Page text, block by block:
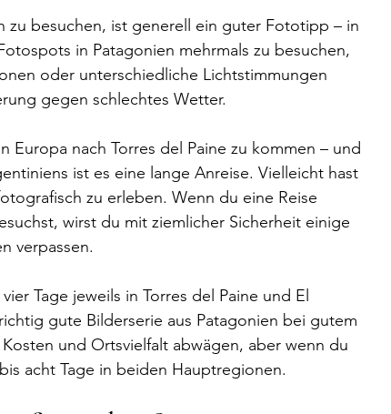
zu besuchen, ist generell ein guter Fototipp – in
in Patagonien mehrmals zu besuchen,
oder unterschiedliche Lichtstimmungen
gegen schlechtes Wetter.
Europa nach Torres del Paine zu kommen – und
ist es eine lange Anreise. Vielleicht hast
zu erleben. Wenn du eine Reise
wirst du mit ziemlicher Sicherheit einige
verpassen.
Tage jeweils in Torres del Paine und El
gute Bilderserie aus Patagonien bei gutem
und Ortsvielfalt abwägen, aber wenn du
acht Tage in beiden Hauptregionen.